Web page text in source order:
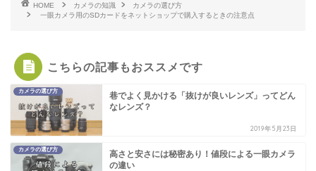
HOME カメラの知識
カメラの選び方
一眼カメラ用のSDカードをネットショップで購入するときの注意点
こちらの記事もおススメです
カメラの選び方
巷でよく見かける「抜けが良いレンズ」ってどん
なレンズ？
2019年5月23日
カメラの選び方
高さと安さには秘密あり！値段による一眼カメラ
の違い